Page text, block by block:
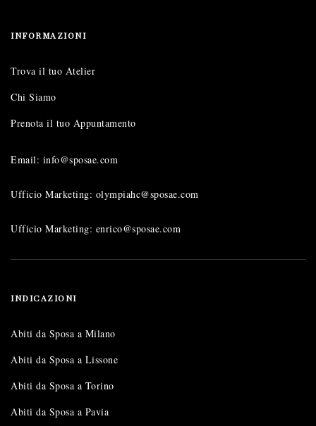
INFORMAZIONI
Trova il tuo Atelier
Chi Siamo
Prenota il tuo Appuntamento
Email: info@sposae.com
Ufficio Marketing: olympiahc@sposae.com
Ufficio Marketing: enrico@sposae.com
INDICAZIONI
Abiti da Sposa a Milano
Abiti da Sposa a Lissone
Abiti da Sposa a Torino
Abiti da Sposa a Pavia